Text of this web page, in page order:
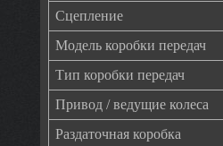
Сцепление
Модель коробки передач
Тип коробки передач
Привод / ведущие колеса
Раздаточная коробка